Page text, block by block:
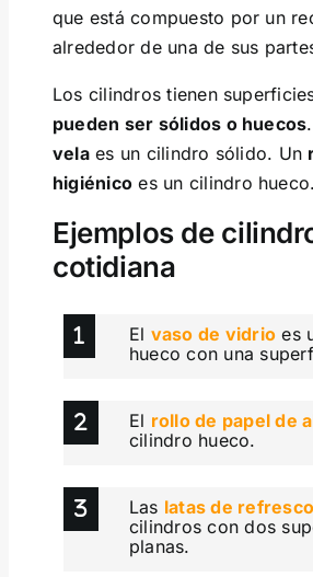
que está compuesto por un
alrededor de una de sus
Los cilindros tienen
pueden ser sólidos o huecos
velaes un cilindro sólido. Un
higiénico es un cilindro hueco.
Ejemplos de
cotidiana
El vaso de vidrio es
hueco con una
El rollo de papel de
cilindro hueco.
Las latas de
cilindros con dos
planas.